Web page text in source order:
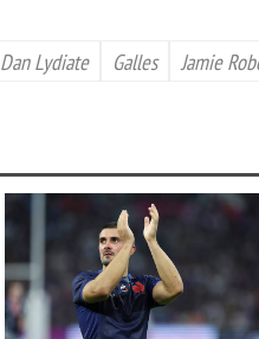
Dan Lydiate Galles Jamie